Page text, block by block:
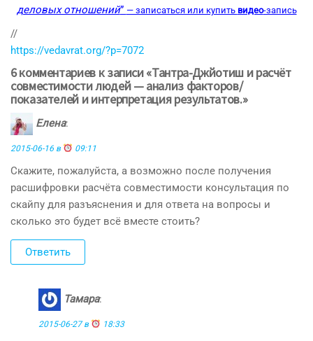
деловых отношений” — записаться или купить видео-запись
//
https://vedavrat.org/?p=7072
6 комментариев к записи «Тантра-Джйотиш и расчёт
совместимости людей — анализ факторов/
показателей и интерпретация результатов.»
Елена:
2015-06-16 в 09:11
Скажите, пожалуйста, а возможно после получения
расшифровки расчёта совместимости консультация по
скайпу для разъяснения и для ответа на вопросы и
сколько это будет всё вместе стоить?
Ответить
Тамара:
2015-06-27 в 18:33